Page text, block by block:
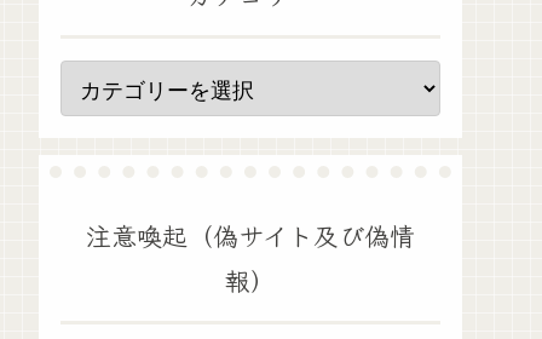
注意喚起（偽サイト及び偽情
報）